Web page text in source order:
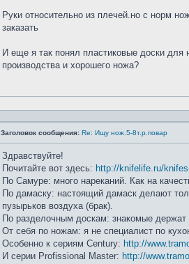
Руки относительно из плечей.но с норм
заказать
И еще я так понял пластиковые доски для
производства и хорошего ножа?
Заголовок сообщения: Re: Ищу нож.5-8т.р.повар
Здравствуйте!
Почитайте вот здесь: http://knifelife.ru/
По Самуре: много нареканий. Как на
По дамаску: настоящий дамаск делают
пузырьков воздуха (брак).
По разделочным доскам: знакомые
От себя по ножам: я не специалист по
Особенно к сериям Century: http://
И серии Profissional Master: http://